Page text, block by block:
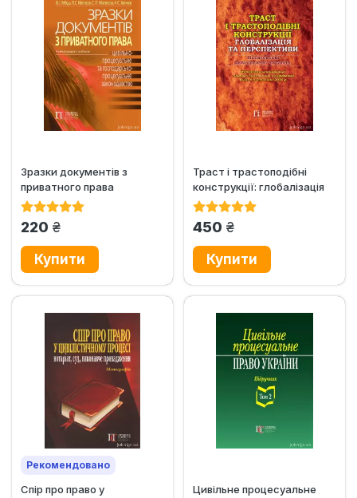
Зразки документів з
приватного права
(цивільно-процесуальне
220 грн.
Траст і трастоподібні
конструкції: глобалізація
та перспективи....
450 грн.
Рекомендовано
Спір про право у Цивільне процесуальне